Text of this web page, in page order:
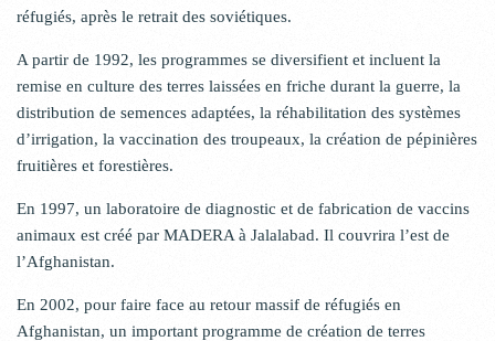
réfugiés, après le retrait des soviétiques.
A partir de 1992, les programmes se diversifient et incluent la
remise en culture des terres laissées en friche durant la guerre, la
distribution de semences adaptées, la réhabilitation des systèmes
d’irrigation, la vaccination des troupeaux, la création de pépinières
fruitières et forestières.
En 1997, un laboratoire de diagnostic et de fabrication de vaccins
animaux est créé par MADERA à Jalalabad. Il couvrira l’est de
l’Afghanistan.
En 2002, pour faire face au retour massif de réfugiés en
Afghanistan, un important programme de création de terres